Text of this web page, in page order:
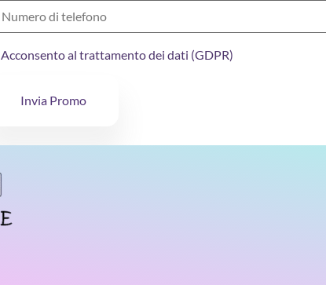
Acconsento al trattamento dei dati (GDPR)
Invia Promo